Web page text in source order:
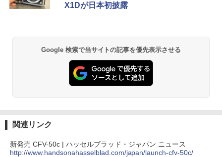
X1Dが日本初披露
Google 検索で当サイトの記事を優先表示させる
関連リンク
新発売 CFV-50c | ハッセルブラッド・ジャパン ニュース
http://www.handsonahasselblad.com/japan/launch-cfv-50c/